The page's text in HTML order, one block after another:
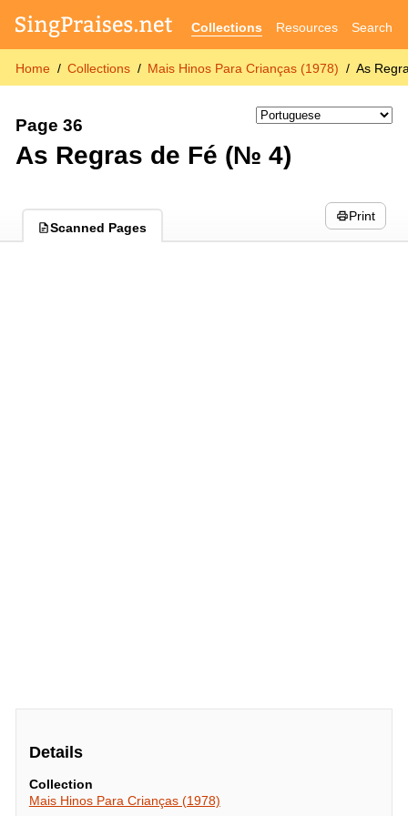
Collections Resources Search
Home Collections Mais Hinos Para Crianças (1978) As
Page 36
As Regras de Fé (№ 4)
Scanned Pages
Print
Details
Collection
Mais Hinos Para Crianças (1978)